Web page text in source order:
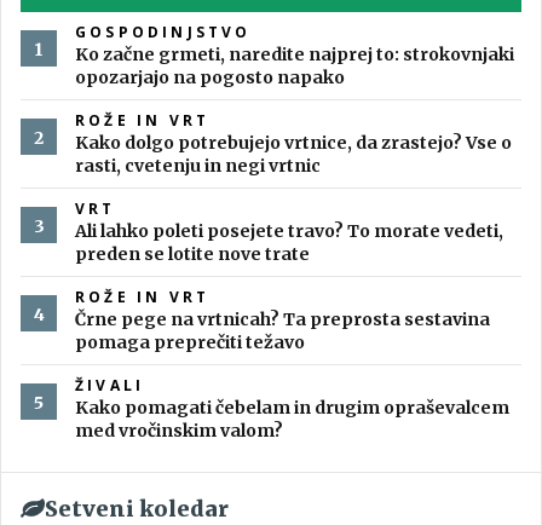
GOSPODINJSTVO
Ko začne grmeti, naredite najprej to: strokovnjaki
opozarjajo na pogosto napako
ROŽE IN VRT
Kako dolgo potrebujejo vrtnice, da zrastejo? Vse o
rasti, cvetenju in negi vrtnic
VRT
Ali lahko poleti posejete travo? To morate vedeti,
preden se lotite nove trate
ROŽE IN VRT
Črne pege na vrtnicah? Ta preprosta sestavina
pomaga preprečiti težavo
ŽIVALI
Kako pomagati čebelam in drugim opraševalcem
med vročinskim valom?
Setveni koledar